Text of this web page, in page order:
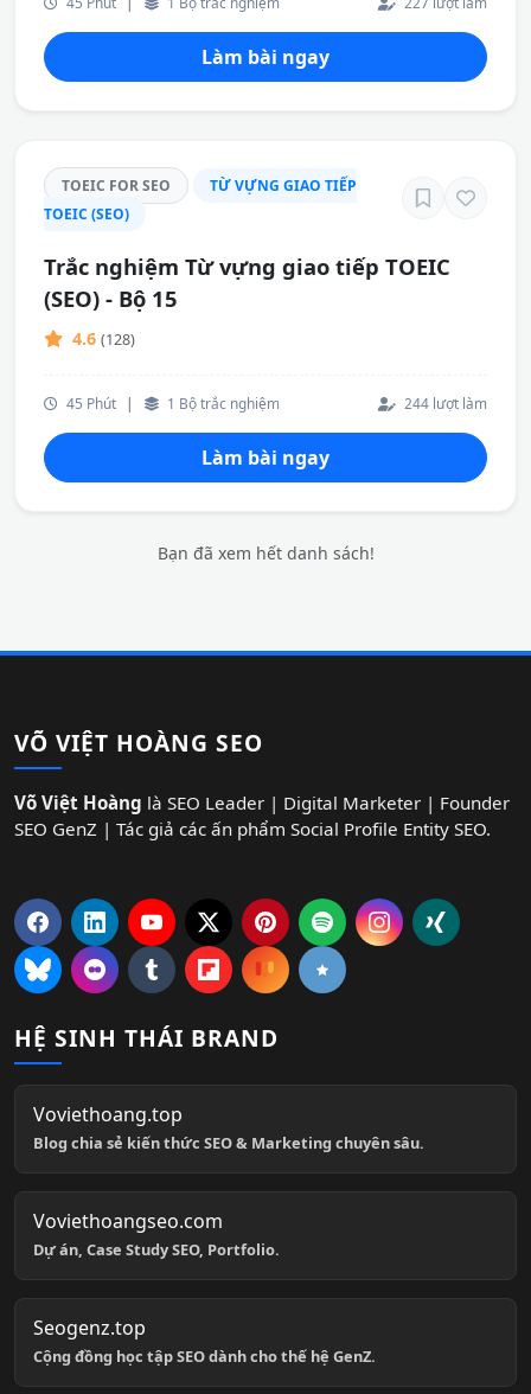
Làm bài ngay
TOEIC FOR SEO
TỪ VỰNG GIAO TIẾP
TOEIC (SEO)
Trắc nghiệm Từ vựng giao tiếp TOEIC
(SEO) - Bộ 15
4.6 (128)
45 Phút | 1 Bộ trắc nghiệm 244 lượt làm
Làm bài ngay
Bạn đã xem hết danh sách!
VÕ VIỆT HOÀNG SEO
Võ Việt Hoàng là SEO Leader | Digital Marketer | Founder
SEO GenZ | Tác giả các ấn phẩm Social Profile Entity SEO.
HỆ SINH THÁI BRAND
Voviethoang.top
Blog chia sẻ kiến thức SEO & Marketing chuyên sâu.
Voviethoangseo.com
Dự án, Case Study SEO, Portfolio.
Seogenz.top
Cộng đồng học tập SEO dành cho thế hệ GenZ.